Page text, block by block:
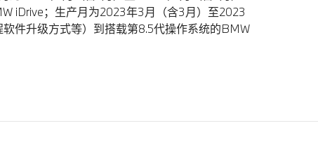
iDrive；生产月为2023年3月（含3月）至2023
件升级方式等）到搭载第8.5代操作系统的BMW